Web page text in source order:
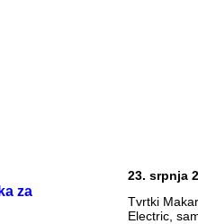
za
23. srpnja
Tvrtki
Electric,